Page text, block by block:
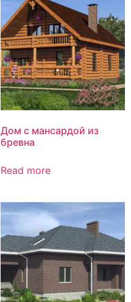
Дом с мансардой из
бревна
Read more